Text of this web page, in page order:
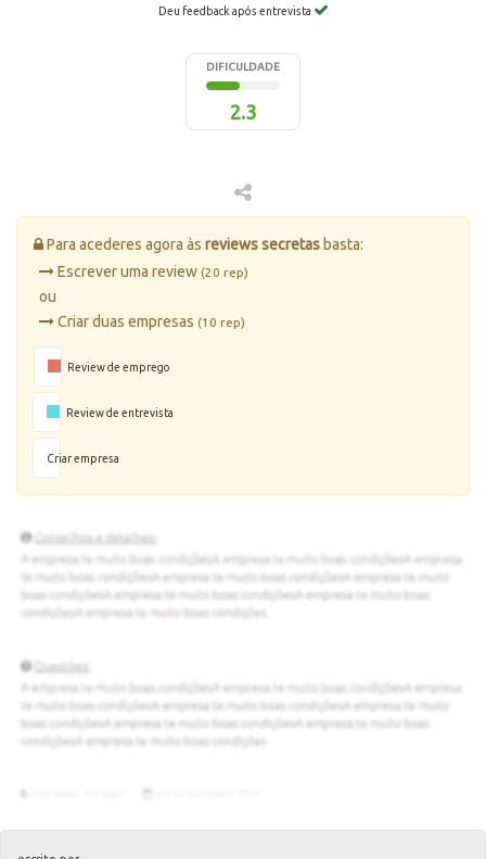
Deu feedback após entrevista
DIFICULDADE
2.3
Para acederes agora às reviews secretas basta:
Escrever uma review (20 rep)
ou
Criar duas empresas (10 rep)
Review de emprego
Review de entrevista
Criar empresa